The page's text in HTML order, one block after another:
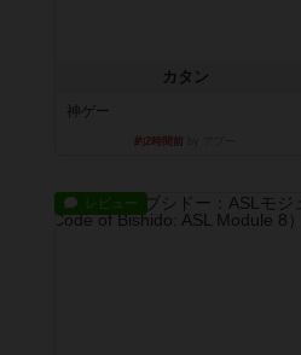
カタン
神ゲー
約2時間前
レビュー